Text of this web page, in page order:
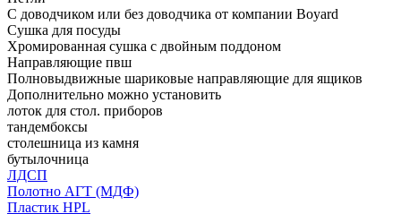
С доводчиком или без доводчика от компании Boyard
Сушка для посуды
Хромированная сушка с двойным поддоном
Направляющие пвш
Полновыдвижные шариковые направляющие для ящиков
Дополнительно можно установить
лоток для стол. приборов
тандембоксы
столешница из камня
бутылочница
ЛДСП
Полотно АГТ (МДФ)
Пластик HPL